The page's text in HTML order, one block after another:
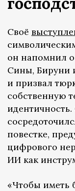
Своё
он напомнил
Сины, Бируни
и призвал
собственную
повестке,
цифрового
ИИ как
«Чтобы иметь